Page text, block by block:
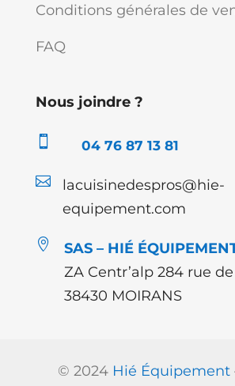
Conditions générales de
FAQ
Nous joindre ?
 04 76 87 13 81

lacuisinedespros@hie-
equipement.com

SAS – HIÉ
ZA Centr’alp 284 rue de
38430 MOIRANS
© 2024 Hié Équipement